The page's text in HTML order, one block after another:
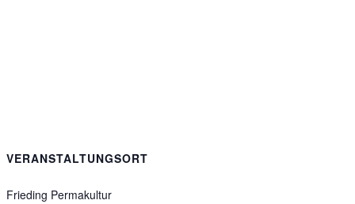
VERANSTALTUNGSORT
Frieding Permakultur